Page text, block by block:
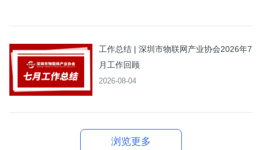
工作总结 | 深圳市物联网产业协会2026年7
月工作回顾
2026-08-04
浏览更多